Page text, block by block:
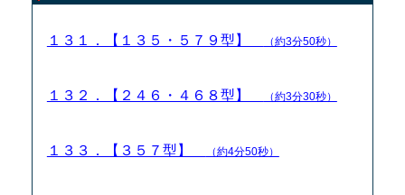
１３１．【１３５・５７９型】 （約3分50秒）
１３２．【２４６・４６８型】 （約3分30秒）
１３３．【３５７型】 （約4分50秒）